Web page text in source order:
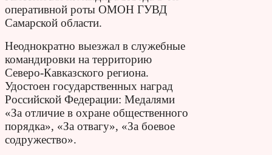
оперативной роты ОМОН ГУВД
Самарской области.
Неоднократно выезжал в служебные
командировки на территорию
Северо-Кавказского региона.
Удостоен государственных наград
Российской Федерации: Медалями
«За отличие в охране общественного
порядка», «За отвагу», «За боевое
содружество».